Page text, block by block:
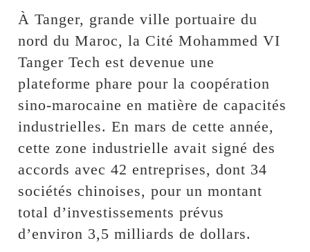
À Tanger, grande ville portuaire du
nord du Maroc, la Cité Mohammed VI
Tanger Tech est devenue une
plateforme phare pour la coopération
sino-marocaine en matière de capacités
industrielles. En mars de cette année,
cette zone industrielle avait signé des
accords avec 42 entreprises, dont 34
sociétés chinoises, pour un montant
total d’investissements prévus
d’environ 3,5 milliards de dollars.